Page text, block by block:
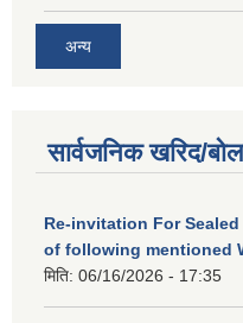
अन्य
सार्वजनिक खरिद/
Re-invitation For
of following mentioned
मिति: 06/16/2026 - 17:35